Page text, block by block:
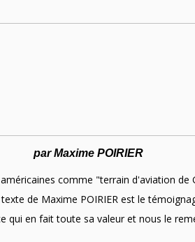
par Maxime POIRIER
comme "terrain d'aviation
de Maxime POIRIER est le
qui en fait toute sa valeur et nous le